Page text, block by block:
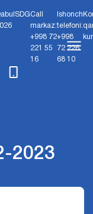
SDGCall
markaz:
+998 72
221 55
16
Ishonch
telefoni:
+998
72 226
68 10
2023